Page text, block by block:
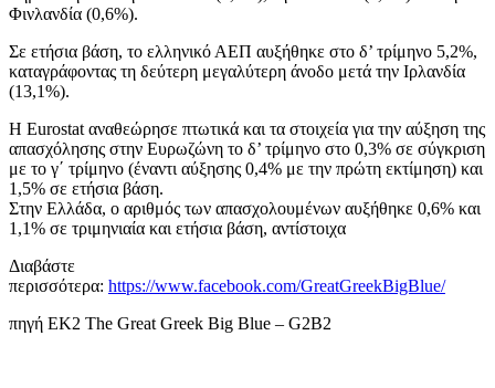
Φινλανδία (0,6%).
Σε ετήσια βάση, το ελληνικό ΑΕΠ αυξήθηκε στο δ’ τρίμηνο 5,2%,
καταγράφοντας τη δεύτερη μεγαλύτερη άνοδο μετά την Ιρλανδία
(13,1%).
Η Eurostat αναθεώρησε πτωτικά και τα στοιχεία για την αύξηση της
απασχόλησης στην Ευρωζώνη το δ’ τρίμηνο στο 0,3% σε σύγκριση
με το γ΄ τρίμηνο (έναντι αύξησης 0,4% με την πρώτη εκτίμηση) και
1,5% σε ετήσια βάση.
Στην Ελλάδα, ο αριθμός των απασχολουμένων αυξήθηκε 0,6% και
1,1% σε τριμηνιαία και ετήσια βάση, αντίστοιχα
Διαβάστε
περισσότερα: https://www.facebook.com/GreatGreekBigBlue/
πηγή ΕΚ2 The Great Greek Big Blue – G2B2